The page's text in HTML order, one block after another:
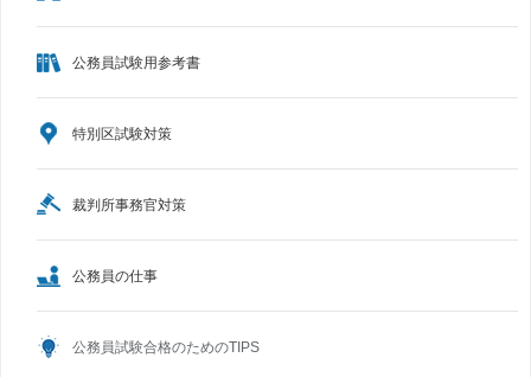
公務員試験用参考書
特別区試験対策
裁判所事務官対策
公務員の仕事
公務員試験合格のためのTIPS